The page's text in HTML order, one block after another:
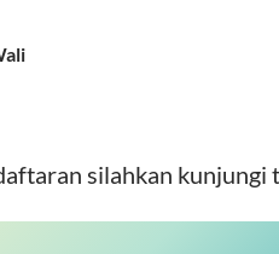
silahkan kunjungi